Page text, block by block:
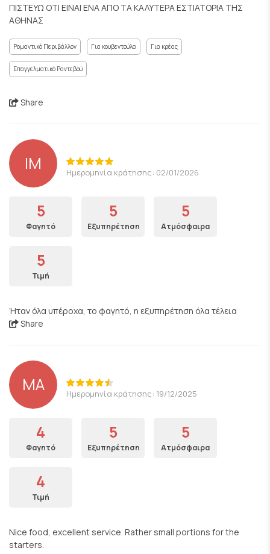
ΠΙΣΤΕΥΩ ΟΤΙ ΕΙΝΑΙ ΕΝΑ ΑΠΟ ΤΑ ΚΑΛΥΤΕΡΑ ΕΣΤΙΑΤΟΡΙΑ ΤΗΣ
ΑΘΗΝΑΣ
Ρομαντικό Περιβάλλον Για κουβεντούλα Για κρέας
Επαγγελματικό Ραντεβού
Share
IM Ημερομηνία κράτησης: 02/01/2026
5
Φαγητό
5
Εξυπηρέτηση
5
Ατμόσφαιρα
5
Τιμή
Ήταν όλα υπέροχα, το φαγητό, η εξυπηρέτηση όλα τέλεια
Share
ΜΑ Ημερομηνία κράτησης: 19/12/2025
4
Φαγητό
5
Εξυπηρέτηση
5
Ατμόσφαιρα
4
Τιμή
Nice food, excellent service. Rather small portions for the
starters.